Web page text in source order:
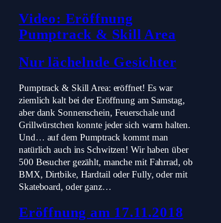
Video: Eröffnung
Pumptrack & Skill Area
Nur lächelnde Gesichter
Pumptrack & Skill Area: eröffnet! Es war
ziemlich kalt bei der Eröffnung am Samstag,
aber dank Sonnenschein, Feuerschale und
Grillwürstchen konnte jeder sich warm halten.
Und… auf dem Pumptrack kommt man
natürlich auch ins Schwitzen! Wir haben über
500 Besucher gezählt, manche mit Fahrrad, ob
BMX, Dirtbike, Hardtail oder Fully, oder mit
Skateboard, oder ganz…
Eröffnung am 17.11.2018